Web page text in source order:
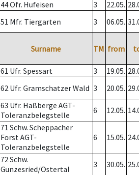
44 Ofr. Hufeisen 3 22.05.
51 Mfr. Tiergarten 3 06.05.
Surname TM from
61 Ufr. Spessart 3 19.05.
62 Ufr. Gramschatzer Wald 3 20.05.
63 Ufr. Haßberge AGT-
Toleranzbelegstelle
6 12.05.
71 Schw. Scheppacher
Forst AGT-
Toleranzbelegstelle
6 15.05.
72 Schw.
Gunzesried/Ostertal
3 30.05.